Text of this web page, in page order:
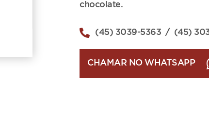
chocolate.
(45) 3039-5363 / (45)
CHAMAR NO WHATSAPP